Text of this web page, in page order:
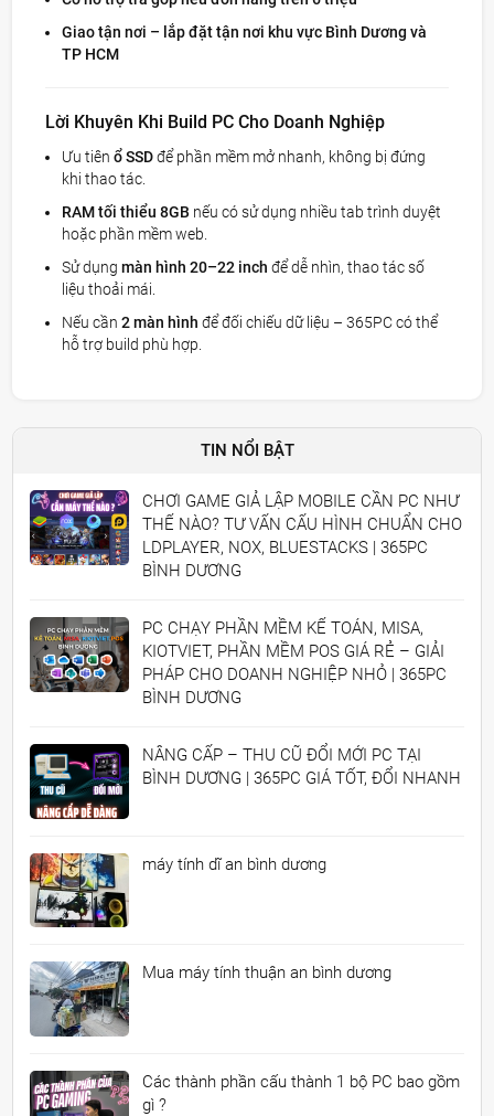
Giao tận nơi – lắp đặt tận nơi khu vực Bình Dương và
TP HCM
Lời Khuyên Khi Build PC Cho Doanh Nghiệp
Ưu tiênổ SSDđể phần mềm mở nhanh, không bị đứng
khi thao tác.
RAM tối thiểu 8GB nếu có sử dụng nhiều tab trình duyệt
hoặc phần mềm web.
Sử dụngmàn hình 20–22 inch để dễ nhìn, thao tác số
liệu thoải mái.
Nếu cần2 màn hình để đối chiếu dữ liệu – 365PC có thể
hỗ trợ build phù hợp.
TIN NỔI BẬT
CHƠI GAME GIẢ LẬP MOBILE CẦN PC NHƯ
THẾ NÀO? TƯ VẤN CẤU HÌNH CHUẨN CHO
LDPLAYER, NOX, BLUESTACKS | 365PC
BÌNH DƯƠNG
PC CHẠY PHẦN MỀM KẾ TOÁN, MISA,
KIOTVIET, PHẦN MỀM POS GIÁ RẺ – GIẢI
PHÁP CHO DOANH NGHIỆP NHỎ | 365PC
BÌNH DƯƠNG
NÂNG CẤP – THU CŨ ĐỔI MỚI PC TẠI
BÌNH DƯƠNG | 365PC GIÁ TỐT, ĐỔI NHANH
máy tính dĩ an bình dương
Mua máy tính thuận an bình dương
Các thành phần cấu thành 1 bộ PC bao gồm
gì ?